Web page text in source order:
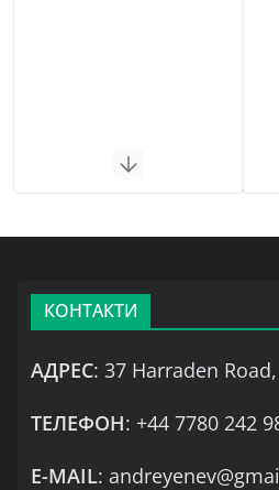
КОНТАКТИ
АДРЕС: 37 Harraden
ТЕЛЕФОН: +44 7780 242
Е-MAIL: